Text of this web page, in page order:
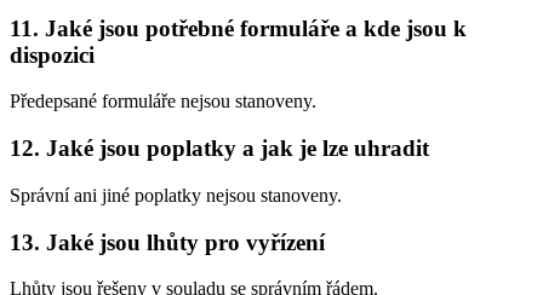
11. Jaké jsou potřebné formuláře a kde jsou k
dispozici
Předepsané formuláře nejsou stanoveny.
12. Jaké jsou poplatky a jak je lze uhradit
Správní ani jiné poplatky nejsou stanoveny.
13. Jaké jsou lhůty pro vyřízení
Lhůty jsou řešeny v souladu se správním řádem.